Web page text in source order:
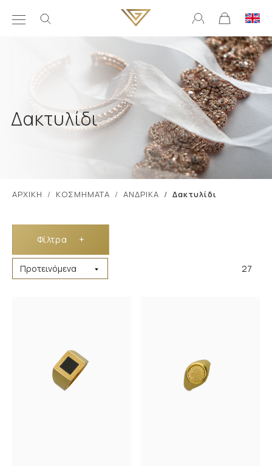
Δακτυλίδι
ΑΡΧΙΚΗ ΚΟΣΜΗΜΑΤΑ ΑΝΔΡΙΚΑ Δακτυλίδι
Φίλτρα +
27